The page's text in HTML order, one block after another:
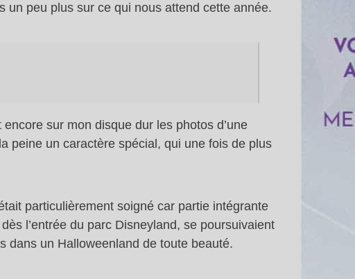
un peu plus sur ce qui nous attend cette année.
sur mon disque dur les photos d’une
peine un caractère spécial, qui une fois de plus
particulièrement soigné car partie intégrante
l’entrée du parc Disneyland, se poursuivaient
dans un Halloweenland de toute beauté.